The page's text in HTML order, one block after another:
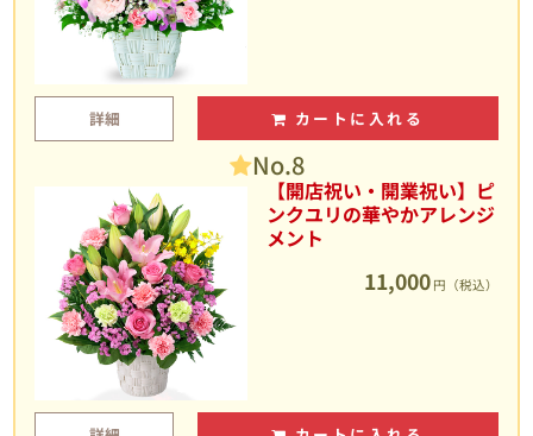
詳細 カートに入れる
No.8
【開店祝い・開業祝い】ピ
ンクユリの華やかアレンジ
メント
11,000 円（税込）